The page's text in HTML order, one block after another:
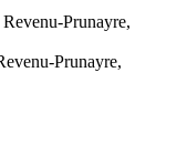
Prunayre,
Prunayre,